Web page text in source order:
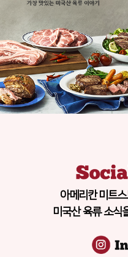
아메리칸 미트
미국산 육류 소식